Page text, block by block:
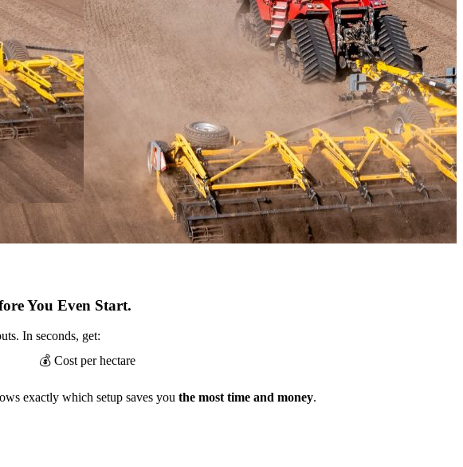
You Even Start.
In seconds, get:
💰 Cost per hectare
exactly which setup saves you the most time and money.